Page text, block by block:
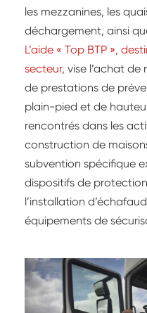
les mezzanines, les
déchargement, ainsi
L’aide « Top BTP »,
secteur, vise l’achat
de prestations de
plain-pied et de
rencontrés dans les
construction de
subvention spécifique
dispositifs de
l’installation
équipements de